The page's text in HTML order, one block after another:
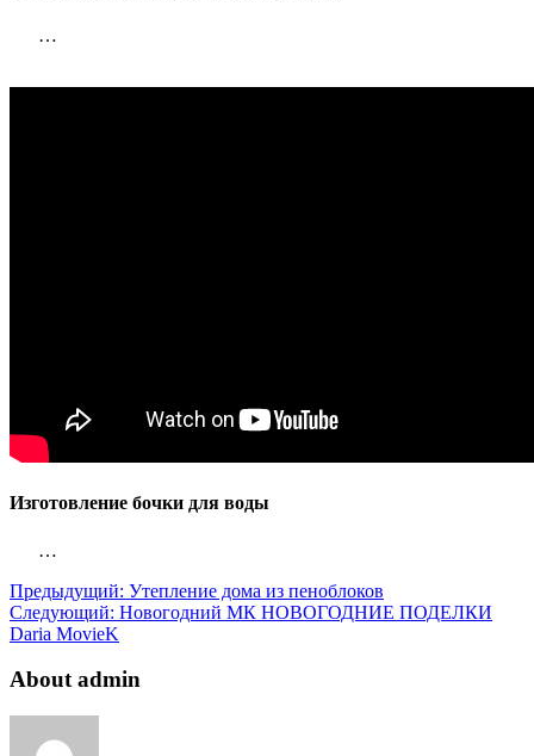
…
Изготовление бочки для воды
…
Предыдущий: Утепление дома из пеноблоков
Следующий: Новогодний МК НОВОГОДНИЕ ПОДЕЛКИ
Daria MovieK
About admin